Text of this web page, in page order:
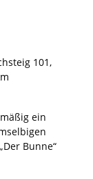
101,
ein
Bunne“